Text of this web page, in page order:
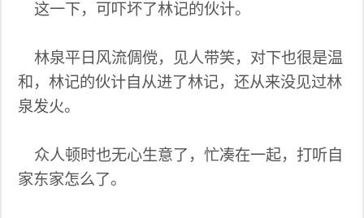
这一下，可吓坏了林记的伙计。
林泉平日风流倜傥，见人带笑，对下也很是温
和，林记的伙计自从进了林记，还从来没见过林
泉发火。
众人顿时也无心生意了，忙凑在一起，打听自
家东家怎么了。